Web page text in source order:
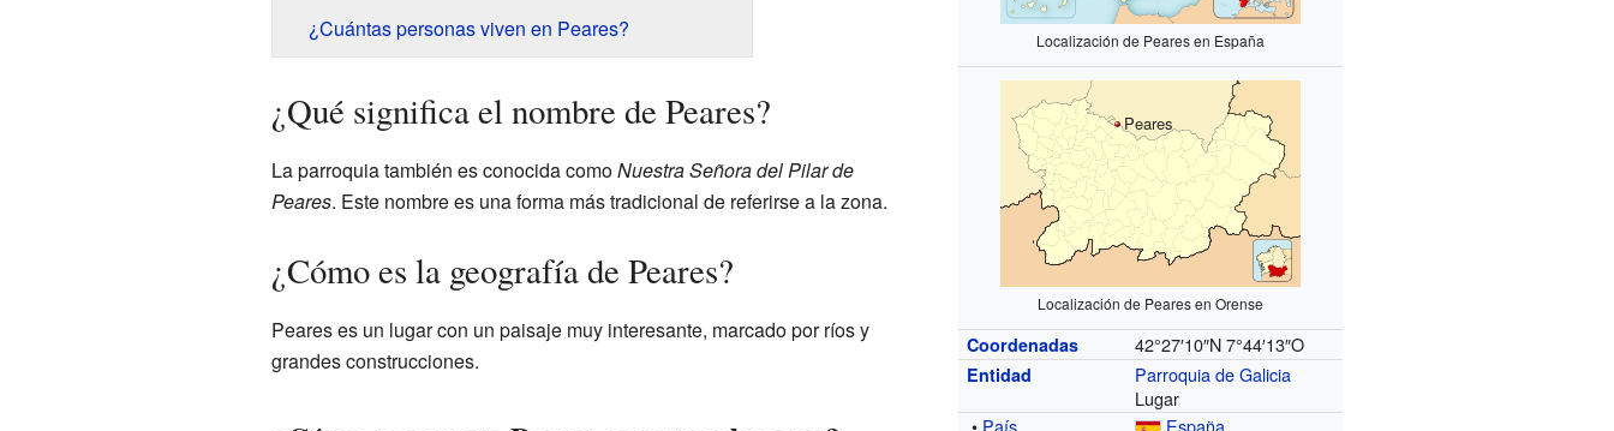
Localización de Peares en España
Peares
Localización de Peares en Orense
Coordenadas 42°27′10″N 7°44′13″O
Entidad
Parroquia de Galicia
Lugar
• País
España
¿Cuántas personas viven en Peares?
¿Qué significa el nombre de Peares?
La parroquia también es conocida comoNuestra Señora del Pilar de
Peares. Este nombre es una forma más tradicional de referirse a la zona.
¿Cómo es la geografía de Peares?
Peares es un lugar con un paisaje muy interesante, marcado por ríos y
grandes construcciones.